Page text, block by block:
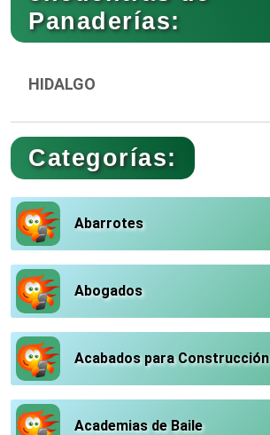
Panaderías:
HIDALGO
Categorías:
Abarrotes
Abogados
Acabados para Construcción
Academias de Baile